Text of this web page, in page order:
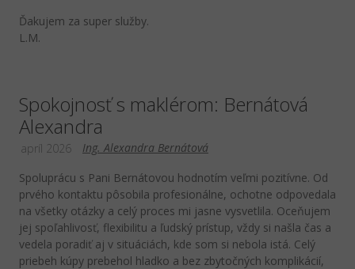
Ďakujem za super služby.
L.M.
Spokojnosť s maklérom: Bernátová
Alexandra
Ing. Alexandra Bernátová
apríl 2026
Spoluprácu s Pani Bernátovou hodnotím veľmi pozitívne. Od
prvého kontaktu pôsobila profesionálne, ochotne odpovedala
na všetky otázky a celý proces mi jasne vysvetlila. Oceňujem
jej spoľahlivosť, flexibilitu a ľudský prístup, vždy si našla čas a
vedela poradiť aj v situáciách, kde som si nebola istá. Celý
priebeh kúpy prebehol hladko a bez zbytočných komplikácií,